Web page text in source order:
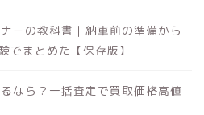
ーの教科書｜納車前の準備から
でまとめた【保存版】
なら？一括査定で買取価格高値